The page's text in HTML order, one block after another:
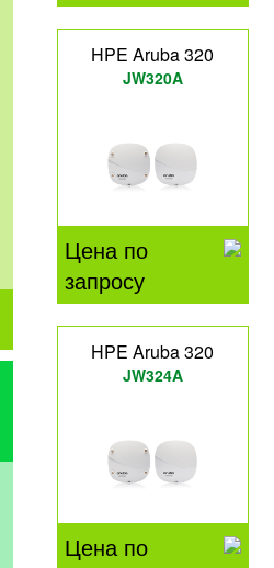
HPE Aruba 320
JW320A
Цена по
запросу
HPE Aruba 320
JW324A
Цена по